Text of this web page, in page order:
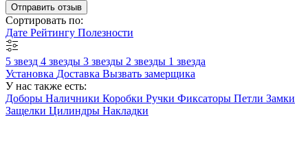
Отправить отзыв
Сортировать по:
Дате Рейтингу Полезности
5 звезд 4 звезды 3 звезды 2 звезды 1 звезда
Установка Доставка Вызвать замерщика
У нас также есть:
Доборы Наличники Коробки Ручки Фиксаторы Петли Замки
Защелки Цилиндры Накладки